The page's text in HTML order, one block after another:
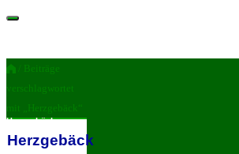
Herzgebäck
/ Beiträge
verschlagwortet
mit „Herzgebäck“
Herzgebäck